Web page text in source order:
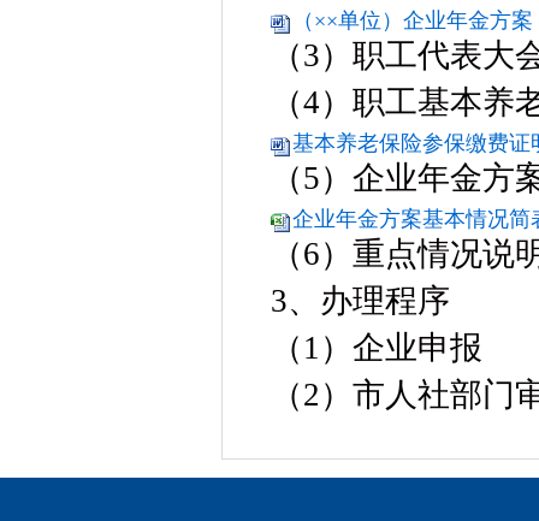
（××单位）企业年金方
（3）职工代表大
（4）职工基本养
基本养老保险参保缴费证
（5）企业年金方
企业年金方案基本情况简
（6）重点情况说
3、办理程序
（1）企业申报
（2）市人社部门